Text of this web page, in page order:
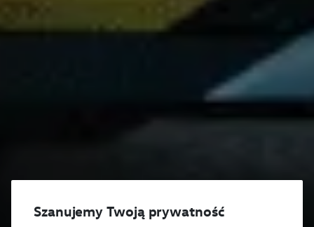
Szanujemy Twoją prywatność